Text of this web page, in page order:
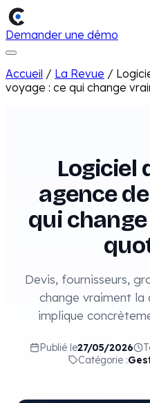
Demander une démo
Accueil / La Revue /
voyage : ce qui change
Logiciel
agence
qui
Devis, fournisseurs,
change vraiment la
implique
Publié le27/05/2026
Catégorie :